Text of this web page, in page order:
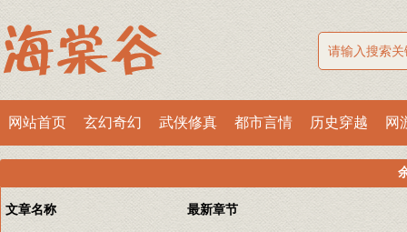
网站首页 玄幻奇幻 武侠修真 都市言情 历史穿越 网
文章名称 最新章节